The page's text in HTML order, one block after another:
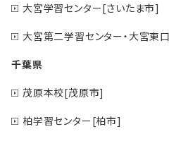
大宮学習センター[さいたま市]
大宮第二学習センター・大宮東
千葉県
茂原本校[茂原市]
柏学習センター[柏市]